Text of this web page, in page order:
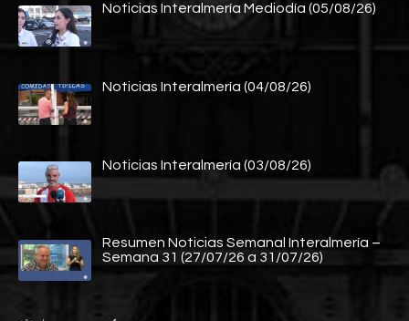
Noticias Interalmería Mediodía (05/08/26)
Noticias Interalmería (04/08/26)
Noticias Interalmería (03/08/26)
Resumen Noticias Semanal Interalmería –
Semana 31 (27/07/26 a 31/07/26)